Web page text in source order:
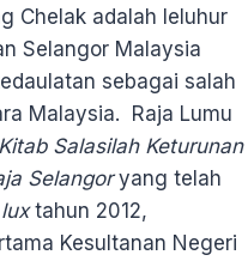
Chelak adalah leluhur
Selangor Malaysia
sebagai salah
Malaysia. Raja Lumu
Kitab Salasilah Keturunan
Selangoryang telah
luxtahun 2012,
Kesultanan Negeri